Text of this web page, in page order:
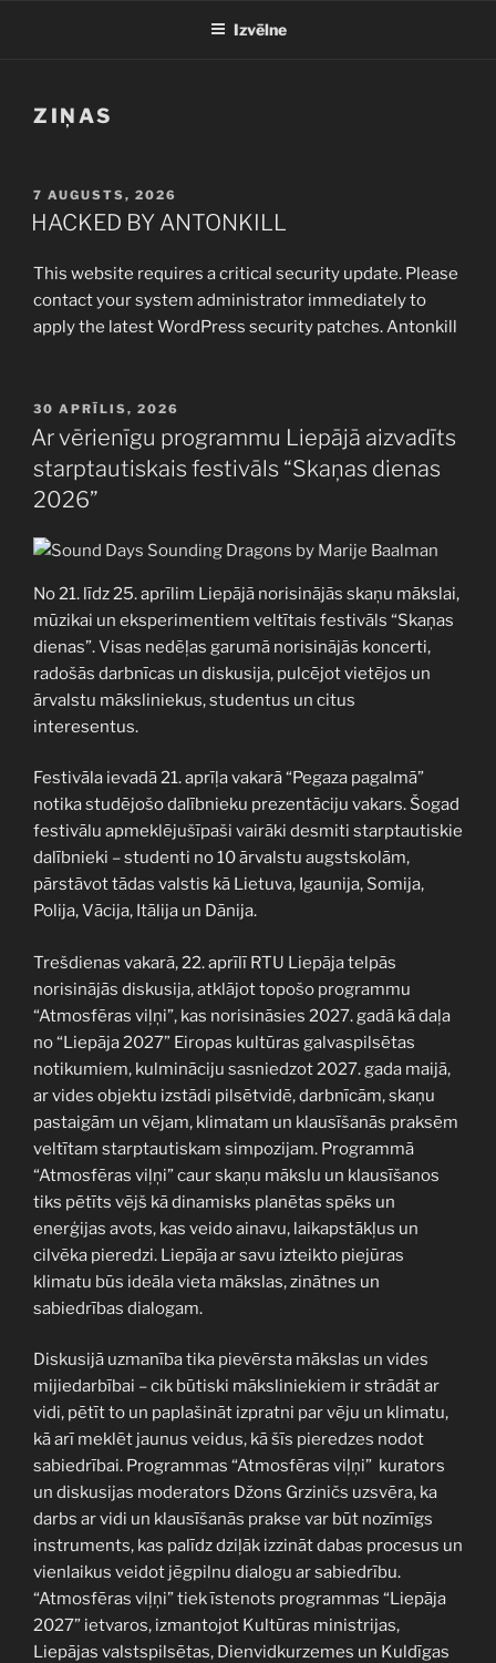
Izvēlne
ZIŅAS
PUBLICĒTS
7 AUGUSTS, 2026
HACKED BY ANTONKILL
This website requires a critical security update. Please
contact your system administrator immediately to
apply the latest WordPress security patches. Antonkill
PUBLICĒTS
30 APRĪLIS, 2026
Ar vērienīgu programmu Liepājā aizvadīts
starptautiskais festivāls “Skaņas dienas
2026”
No 21. līdz 25. aprīlim Liepājā norisinājās skaņu mākslai,
mūzikai un eksperimentiem veltītais festivāls “Skaņas
dienas”. Visas nedēļas garumā norisinājās koncerti,
radošās darbnīcas un diskusija, pulcējot vietējos un
ārvalstu māksliniekus, studentus un citus
interesentus.
Festivāla ievadā 21. aprīļa vakarā “Pegaza pagalmā”
notika studējošo dalībnieku prezentāciju vakars. Šogad
festivālu apmeklējušīpaši vairāki desmiti starptautiskie
dalībnieki – studenti no 10 ārvalstu augstskolām,
pārstāvot tādas valstis kā Lietuva, Igaunija, Somija,
Polija, Vācija, Itālija un Dānija.
Trešdienas vakarā, 22. aprīlī RTU Liepāja telpās
norisinājās diskusija, atklājot topošo programmu
“Atmosfēras viļņi”, kas norisināsies 2027. gadā kā daļa
no “Liepāja 2027” Eiropas kultūras galvaspilsētas
notikumiem, kulmināciju sasniedzot 2027. gada maijā,
ar vides objektu izstādi pilsētvidē, darbnīcām, skaņu
pastaigām un vējam, klimatam un klausīšanās praksēm
veltītam starptautiskam simpozijam. Programmā
“Atmosfēras viļņi” caur skaņu mākslu un klausīšanos
tiks pētīts vējš kā dinamisks planētas spēks un
enerģijas avots, kas veido ainavu, laikapstākļus un
cilvēka pieredzi. Liepāja ar savu izteikto piejūras
klimatu būs ideāla vieta mākslas, zinātnes un
sabiedrības dialogam.
Diskusijā uzmanība tika pievērsta mākslas un vides
mijiedarbībai – cik būtiski māksliniekiem ir strādāt ar
vidi, pētīt to un paplašināt izpratni par vēju un klimatu,
kā arī meklēt jaunus veidus, kā šīs pieredzes nodot
sabiedrībai. Programmas “Atmosfēras viļņi” kurators
un diskusijas moderators Džons Grziničs uzsvēra, ka
darbs ar vidi un klausīšanās prakse var būt nozīmīgs
instruments, kas palīdz dziļāk izzināt dabas procesus un
vienlaikus veidot jēgpilnu dialogu ar sabiedrību.
“Atmosfēras viļņi” tiek īstenots programmas “Liepāja
2027” ietvaros, izmantojot Kultūras ministrijas,
Liepājas valstspilsētas, Dienvidkurzemes un Kuldīgas